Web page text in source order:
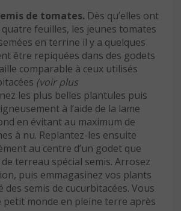
de tomates. Dès qu’elles ont
feuilles, les jeunes tomates
en terrine il y a quelques
être repiquées dans des godets
comparable à ceux utilisés
(voir plus
les plus belles plantules puis
à l’aide de la lame
en évitant au maximum de
à nu. Replantez-les ensuite
au centre d’un godet que
terreau spécial semis. Arrosez
puis emmagasinez vos plants
des semis de cucurbitacées. Vous
petit monde en pleine terre après